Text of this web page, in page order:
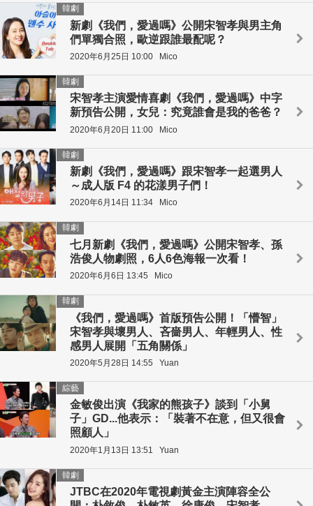
新劇《我們，愛過嗎》公開宋智孝與男主角
們單獨合照，歐逆跟誰最配呢？
韓劇
2020年6月25日 10:00 Mico
宋智孝主演愛情喜劇《我們，愛過嗎》中字
新預告公開，女兒：究竟誰會是我的爸爸？
韓劇
2020年6月20日 11:00 Mico
新劇《我們，愛過嗎》跟宋智孝一起選男人
～成人版 F4 的花漾男子們！
韓劇
2020年6月14日 11:34 Mico
七月新劇《我們，愛過嗎》公開宋智孝、孫
浩俊人物劇照，6人6色海報一次看！
韓劇
2020年6月6日 13:45 Mico
《我們，愛過嗎》首版預告公開！「懵智」
宋智孝與壞男人、吝嗇男人、年輕男人、性
感男人展開「五角關係」
韓劇
2020年5月28日 14:55 Yuan
金敏俊出演《我家的熊孩子》談到「小舅
子」GD...他表示：「裝著不在意，但又很會
照顧人」
綜藝
2020年1月13日 13:51 Yuan
JTBC在2020年電視劇黃金主演陣容全公
韓劇